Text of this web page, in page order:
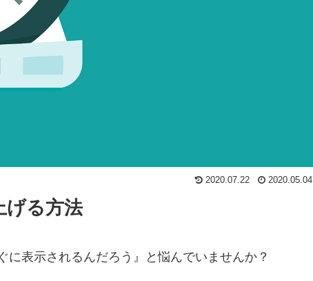
2020.07.22 2020.05.04
げる方法
表示されるんだろう』と悩んでいませんか？